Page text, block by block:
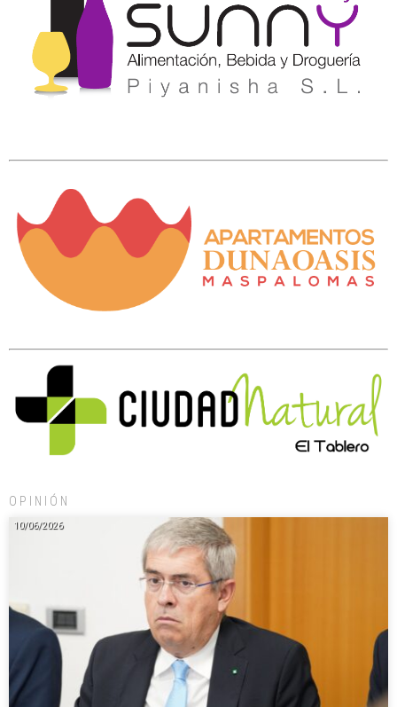
OPINIÓN
10/06/2026